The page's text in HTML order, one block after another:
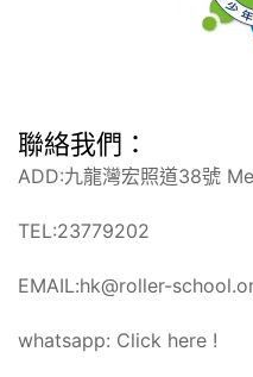
聯絡我們：
ADD:九龍灣宏照道38號
TEL:23779202
EMAIL:hk@roller-
whatsapp: Click here !